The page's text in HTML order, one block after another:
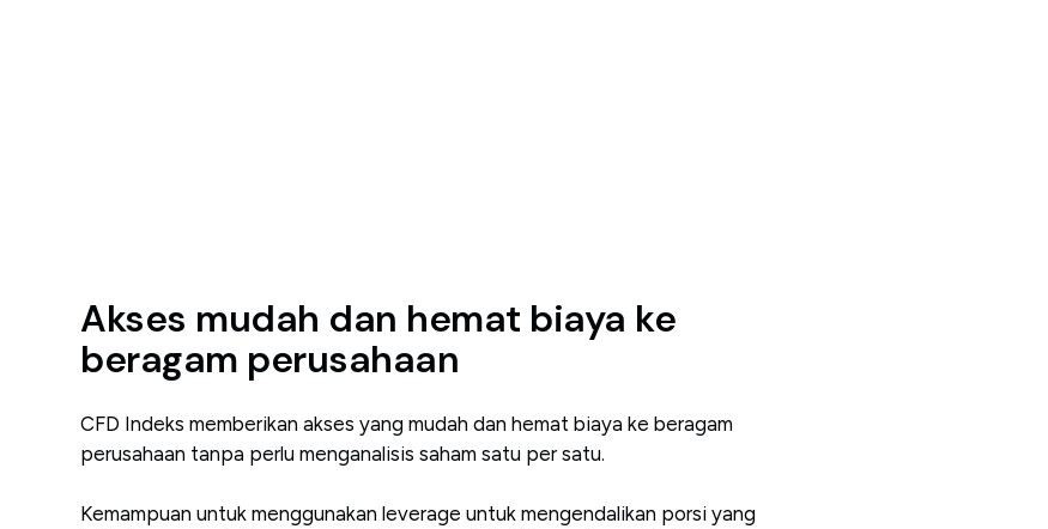
Akses mudah dan hemat biaya ke
beragam perusahaan
CFD Indeks memberikan akses yang mudah dan hemat biaya ke beragam
perusahaan tanpa perlu menganalisis saham satu per satu.
Kemampuan untuk menggunakan leverage untuk mengendalikan porsi yang